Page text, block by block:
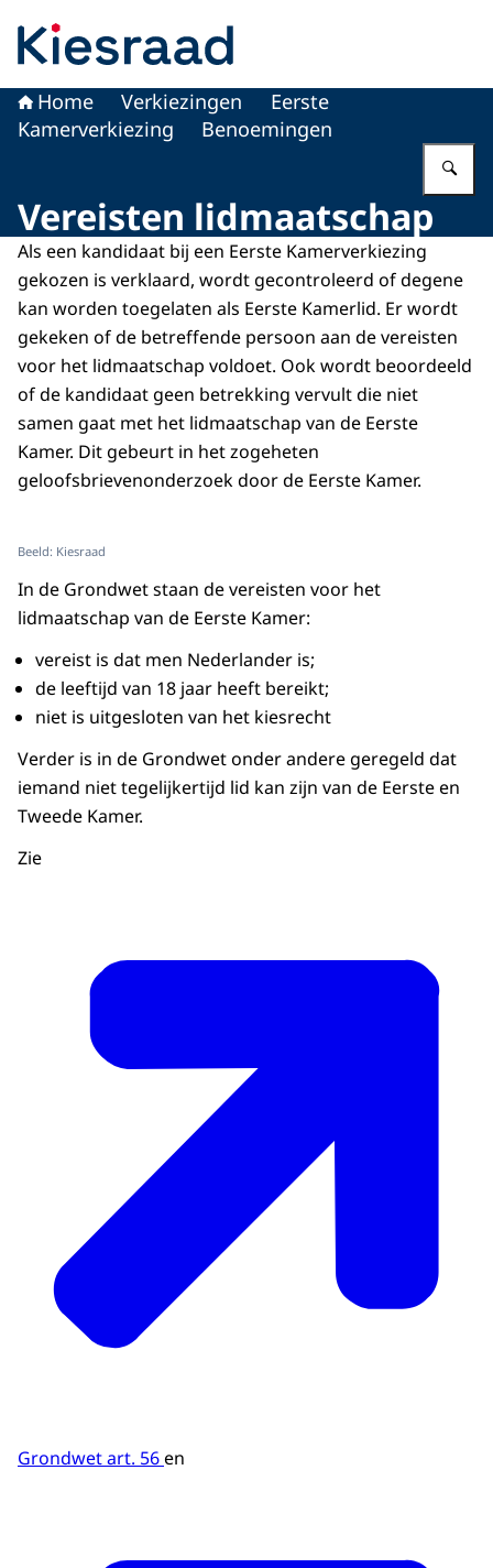
Home Verkiezingen
Eerste
Kamerverkiezing
Benoemingen
Vereisten lidmaatschap
Als een kandidaat bij een Eerste Kamerverkiezing
gekozen is verklaard, wordt gecontroleerd of degene
kan worden toegelaten als Eerste Kamerlid. Er wordt
gekeken of de betreffende persoon aan de vereisten
voor het lidmaatschap voldoet. Ook wordt beoordeeld
of de kandidaat geen betrekking vervult die niet
samen gaat met het lidmaatschap van de Eerste
Kamer. Dit gebeurt in het zogeheten
geloofsbrievenonderzoek door de Eerste Kamer.
Beeld: Kiesraad
In de Grondwet staan de vereisten voor het
lidmaatschap van de Eerste Kamer:
vereist is dat men Nederlander is;
de leeftijd van 18 jaar heeft bereikt;
niet is uitgesloten van het kiesrecht
Verder is in de Grondwet onder andere geregeld dat
iemand niet tegelijkertijd lid kan zijn van de Eerste en
Tweede Kamer.
Zie
Grondwet art. 56en